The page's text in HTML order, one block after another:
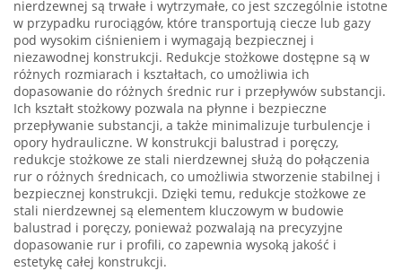
nierdzewnej są trwałe i wytrzymałe, co jest szczególnie istotne
w przypadku rurociągów, które transportują ciecze lub gazy
pod wysokim ciśnieniem i wymagają bezpiecznej i
niezawodnej konstrukcji. Redukcje stożkowe dostępne są w
różnych rozmiarach i kształtach, co umożliwia ich
dopasowanie do różnych średnic rur i przepływów substancji.
Ich kształt stożkowy pozwala na płynne i bezpieczne
przepływanie substancji, a także minimalizuje turbulencje i
opory hydrauliczne. W konstrukcji balustrad i poręczy,
redukcje stożkowe ze stali nierdzewnej służą do połączenia
rur o różnych średnicach, co umożliwia stworzenie stabilnej i
bezpiecznej konstrukcji. Dzięki temu, redukcje stożkowe ze
stali nierdzewnej są elementem kluczowym w budowie
balustrad i poręczy, ponieważ pozwalają na precyzyjne
dopasowanie rur i profili, co zapewnia wysoką jakość i
estetykę całej konstrukcji.